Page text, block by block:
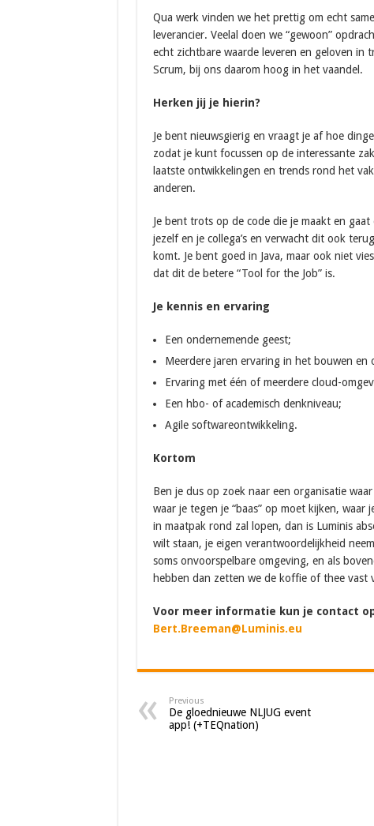
Qua werk vinden we het prettig om echt
leverancier. Veelal doen we “gewoon”
echt zichtbare waarde leveren en geloven in
Scrum, bij ons daarom hoog in het vaandel.
Herken jij je hierin?
Je bent nieuwsgierig en vraagt je af hoe
zodat je kunt focussen op de interessante
laatste ontwikkelingen en trends rond het
anderen.
Je bent trots op de code die je maakt en
jezelf en je collega’s en verwacht dit ook
komt. Je bent goed in Java, maar ook niet
dat dit de betere “Tool for the Job” is.
Je kennis en ervaring
Een ondernemende geest;
Meerdere jaren ervaring in het bouwen en
Ervaring met één of meerdere cloud-
Een hbo- of academisch denkniveau;
Agile softwareontwikkeling.
Kortom
Ben je dus op zoek naar een organisatie
waar je tegen je “baas” op moet kijken,
in maatpak rond zal lopen, dan is Luminis
wilt staan, je eigen verantwoordelijkheid
soms onvoorspelbare omgeving, en als
hebben dan zetten we de koffie of thee vast
Voor meer informatie kun je contact
Bert.Breeman@Luminis.eu
Previous
De gloednieuwe NLJUG event
app! (+TEQnation)